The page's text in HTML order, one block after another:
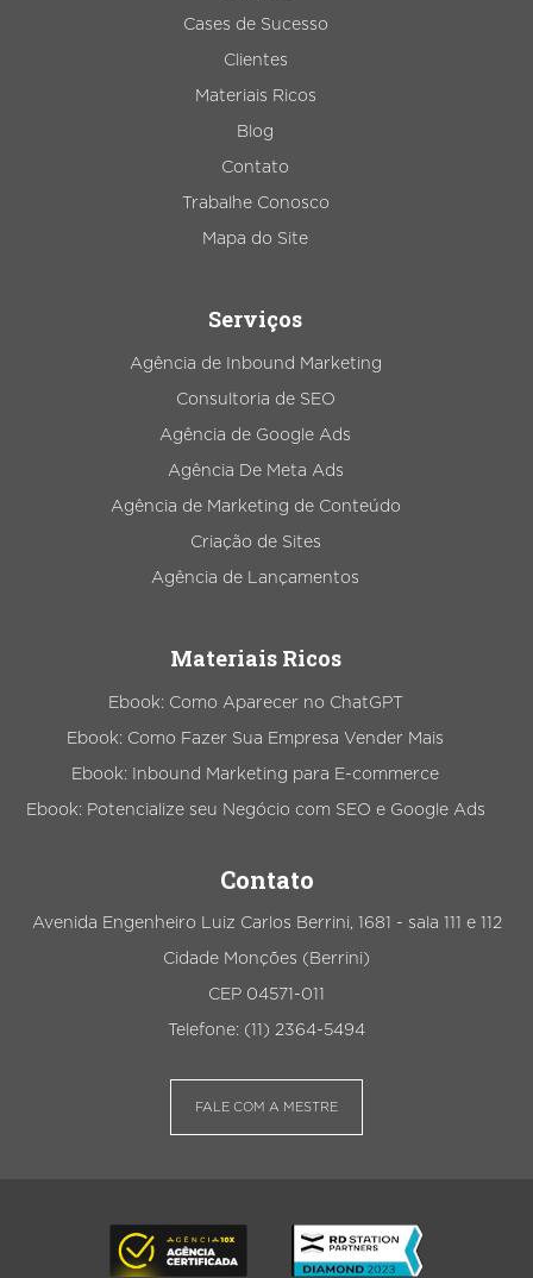
Cases de Sucesso
Clientes
Materiais Ricos
Blog
Contato
Trabalhe Conosco
Mapa do Site
Serviços
Agência de Inbound Marketing
Consultoria de SEO
Agência de Google Ads
Agência De Meta Ads
Agência de Marketing de Conteúdo
Criação de Sites
Agência de Lançamentos
Materiais Ricos
Ebook: Como Aparecer no ChatGPT
Ebook: Como Fazer Sua Empresa Vender Mais
Ebook: Inbound Marketing para E-commerce
Ebook: Potencialize seu Negócio com SEO e Google Ads
Contato
Avenida Engenheiro Luiz Carlos Berrini, 1681 - sala 111 e 112
Cidade Monções (Berrini)
CEP 04571-011
Telefone: (11) 2364-5494
FALE COM A MESTRE